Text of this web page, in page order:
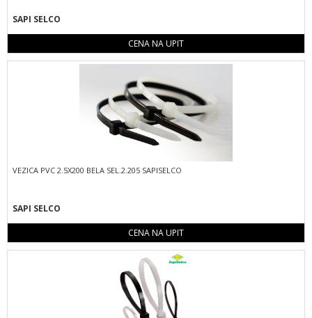
SAPI SELCO
CENA NA UPIT
VEZICA PVC 2.5X200 BELA SEL.2.205 SAPISELCO
SAPI SELCO
CENA NA UPIT